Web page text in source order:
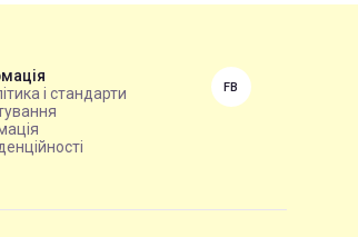
і стандарти
FB